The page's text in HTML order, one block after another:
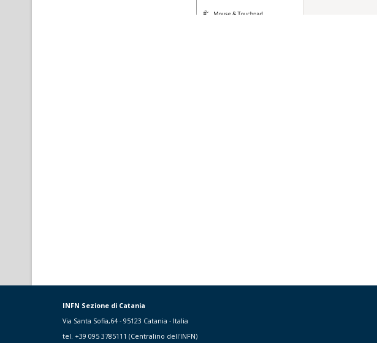
INFN Sezione di Catania
Via Santa Sofia,64 - 95123 Catania - Italia
tel. +39 095 3785111 (Centralino dell'INFN)